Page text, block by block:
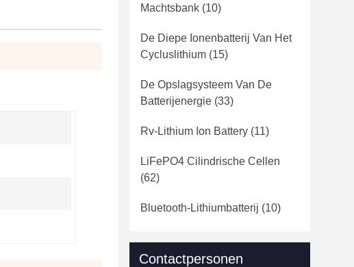
Machtsbank (10)
De Diepe Ionenbatterij Van Het
Cycluslithium (15)
De Opslagsysteem Van De
Batterijenergie (33)
Rv-Lithium Ion Battery (11)
LiFePO4 Cilindrische Cellen
(62)
Bluetooth-Lithiumbatterij (10)
Contactpersonen